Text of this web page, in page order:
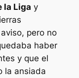
la Liga y
pero no
haber
y que el
la ansiada